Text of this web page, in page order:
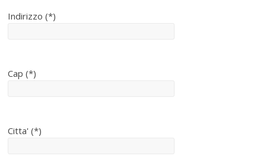
Indirizzo (*)
Cap (*)
Citta' (*)